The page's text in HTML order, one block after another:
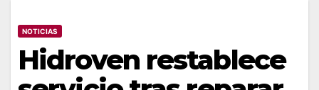
NOTICIAS
Hidroven restablece